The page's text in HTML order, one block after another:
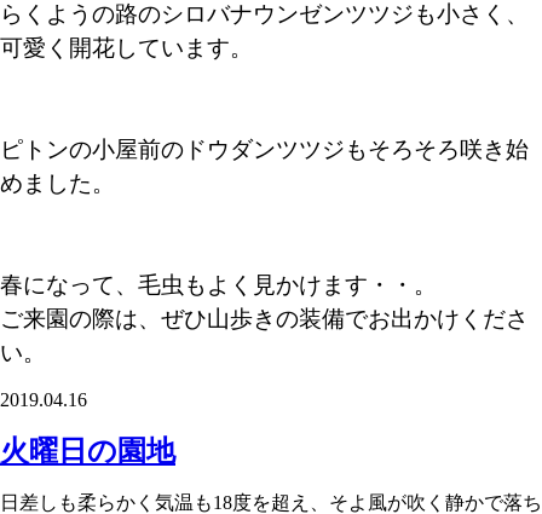
らくようの路のシロバナウンゼンツツジも小さく、
可愛く開花しています。
ピトンの小屋前のドウダンツツジもそろそろ咲き始
めました。
春になって、毛虫もよく見かけます・・。
ご来園の際は、ぜひ山歩きの装備でお出かけくださ
い。
2019.04.16
火曜日の園地
日差しも柔らかく気温も18度を超え、そよ風が吹く静かで落ち